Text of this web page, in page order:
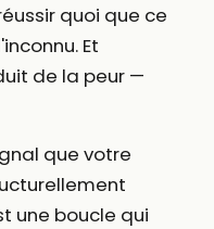
quoi que ce
Et
de la peur —
que votre
une boucle qui